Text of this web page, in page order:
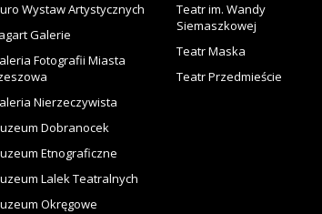
Wystaw Artystycznych
Galerie
Fotografii Miasta
Nierzeczywista
Dobranocek
Etnograficzne
Lalek Teatralnych
Okręgowe
Teatr im. Wandy
Siemaszkowej
Teatr Maska
Teatr Przedmieście